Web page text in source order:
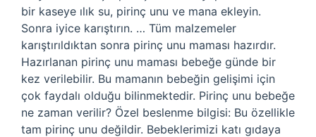
bir kaseye ılık su, pirinç unu ve mana ekleyin.
Sonra iyice karıştırın. … Tüm malzemeler
karıştırıldıktan sonra pirinç unu maması hazırdır.
Hazırlanan pirinç unu maması bebeğe günde bir
kez verilebilir. Bu mamanın bebeğin gelişimi için
çok faydalı olduğu bilinmektedir. Pirinç unu bebeğe
ne zaman verilir? Özel beslenme bilgisi: Bu özellikle
tam pirinç unu değildir. Bebeklerimizi katı gıdaya